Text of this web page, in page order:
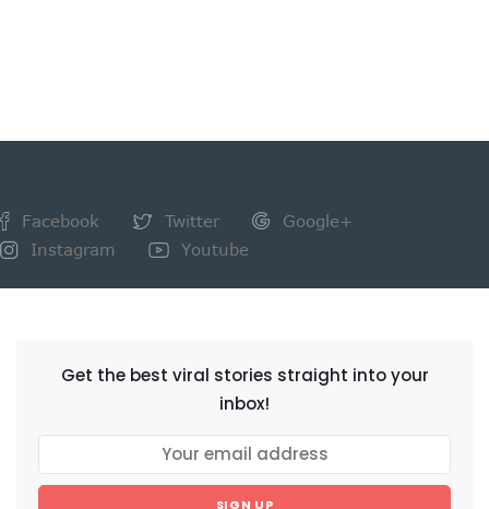
Facebook Twitter
Google+
Instagram
Youtube
Get the best viral stories straight into your
inbox!
SIGN UP